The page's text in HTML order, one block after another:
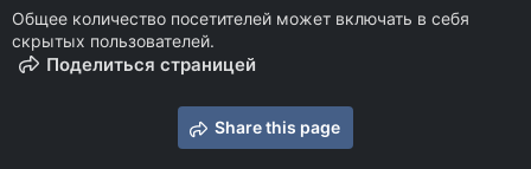
Общее количество посетителей может включать в себя
скрытых пользователей.
Поделиться страницей
Share this page